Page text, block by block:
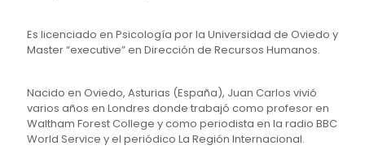
Es licenciado en Psicología por la Universidad de Oviedo y
Master “executive” en Dirección de Recursos Humanos.
Nacido en Oviedo, Asturias (España), Juan Carlos vivió
varios años en Londres donde trabajó como profesor en
Waltham Forest College y como periodista en la radio BBC
World Service y el periódico La Región Internacional.